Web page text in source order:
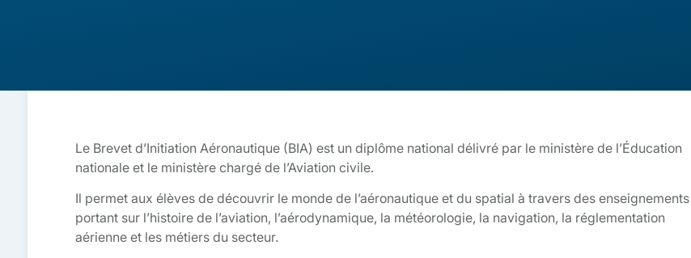
Le Brevet d’Initiation Aéronautique (BIA) est un diplôme national délivré par le ministère de l’Éducation
nationale et le ministère chargé de l’Aviation civile.
Il permet aux élèves de découvrir le monde de l’aéronautique et du spatial à travers des enseignements
portant sur l’histoire de l’aviation, l’aérodynamique, la météorologie, la navigation, la réglementation
aérienne et les métiers du secteur.